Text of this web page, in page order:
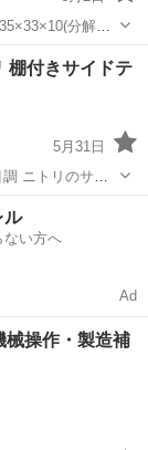
分解
コーヒ...
棚付きサイドテ
5月31日
イ
すいサイズです♪
などを置ける棚
ブル
ル
ない方へ
Ad
操作・製造補